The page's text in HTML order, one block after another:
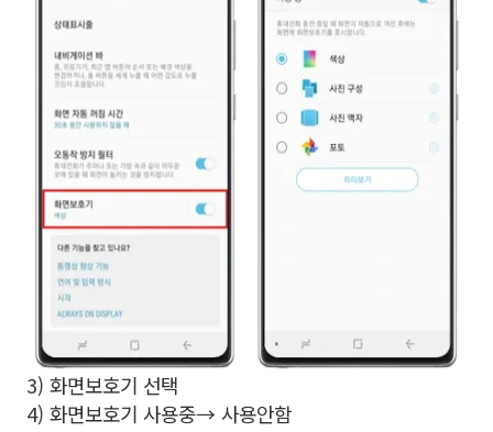
3) 화면보호기 선택
4) 화면보호기 사용중→ 사용안함